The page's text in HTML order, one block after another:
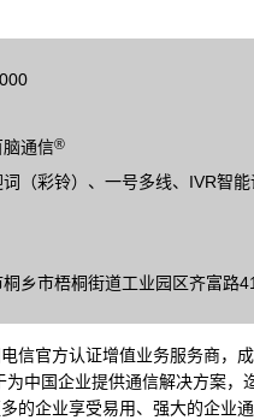
通信®
（彩铃）、一号多线、IVR智
乡市梧桐街道工业园区齐富路
信官方认证增值业务服务商
为中国企业提供通信解决方案
的企业享受易用、强大的企业通